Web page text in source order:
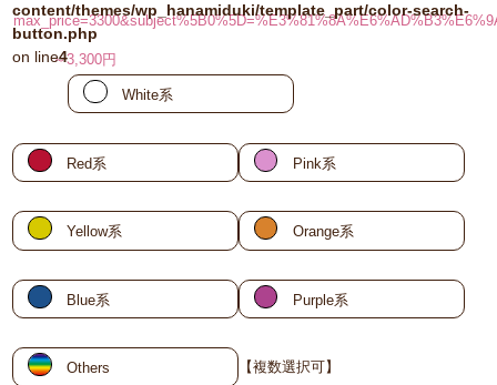
～3,300円
content/themes/wp_hanamiduki/template_part/color-search-
button.php
on line4
White系
Red系 Pink系
Yellow系 Orange系
Blue系 Purple系
Others 【複数選択可】